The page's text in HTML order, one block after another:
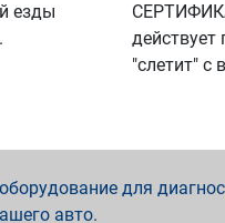
езды
действует
"слетит" с
для
авто.